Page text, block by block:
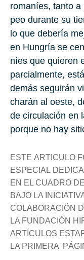
ro­ma­níes, tanto
peo du­ran­te su
lo que de­be­ría
en Hun­gría se
níes que quie­ren
par­cial­men­te,
demás se­gui­rán
cha­rán al oeste,
de cir­cu­la­ción en
por­que no hay
ESTE ARTICULO
ESPECIAL
EN EL CUADRO
BAJO LA
COLABORACIÓN
LA FUNDACIÓN
ARTÍCULOS
LA PRIMERA